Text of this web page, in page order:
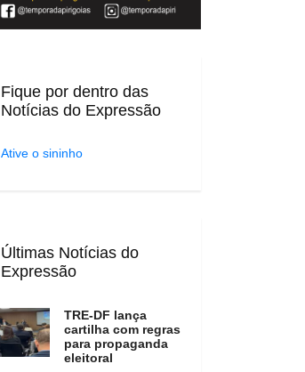
Fique por dentro das
Notícias do Expressão
Ative o sininho
Últimas Notícias do
Expressão
TRE-DF lança
cartilha com regras
para propaganda
eleitoral